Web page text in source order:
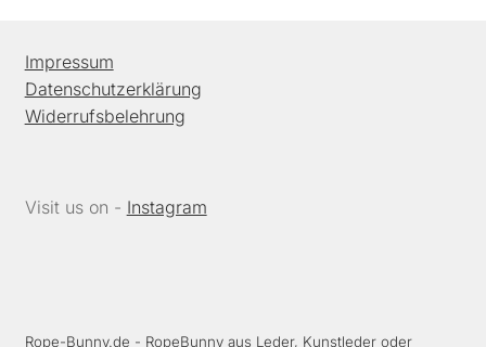
Impressum
Datenschutzerklärung
Widerrufsbelehrung
Visit us on - Instagram
Rope-Bunny.de - RopeBunny aus Leder, Kunstleder oder